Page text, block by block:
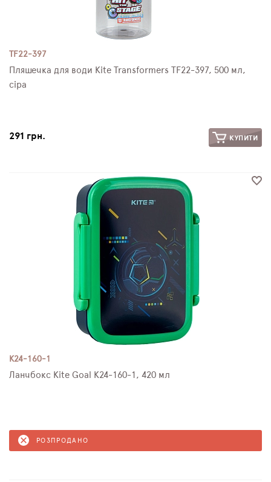
TF22-397
Пляшечка для води Kite Transformers TF22-397, 500 мл,
сіра
291 грн. КУПИТИ
K24-160-1
Ланчбокс Kite Goal K24-160-1, 420 мл
РОЗПРОДАНО